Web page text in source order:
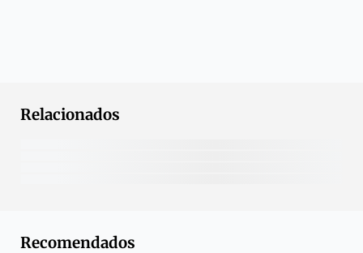
Relacionados
Recomendados